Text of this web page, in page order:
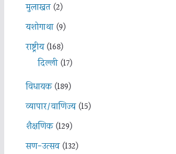
मुलाखत(2)
यशोगाथा(9)
राष्ट्रीय(168)
दिल्ली(17)
विधायक(189)
व्यापार/वाणिज्य(15)
शैक्षणिक(129)
सण-उत्सव(132)